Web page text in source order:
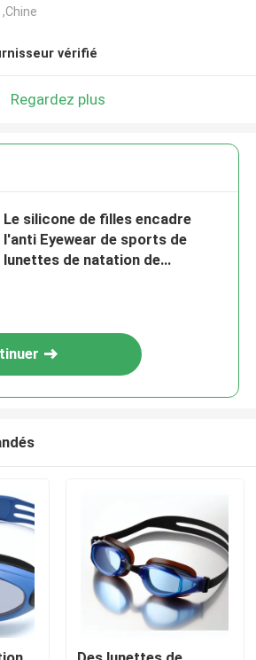
vérifié
Regardez plus
Le silicone de filles encadre
l'anti Eyewear de sports de
lunettes de natation de